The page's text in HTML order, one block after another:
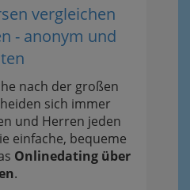
vergleichen
- anonym und
nach der großen
sich immer
und Herren jeden
einfache, bequeme
Onlinedating über
.